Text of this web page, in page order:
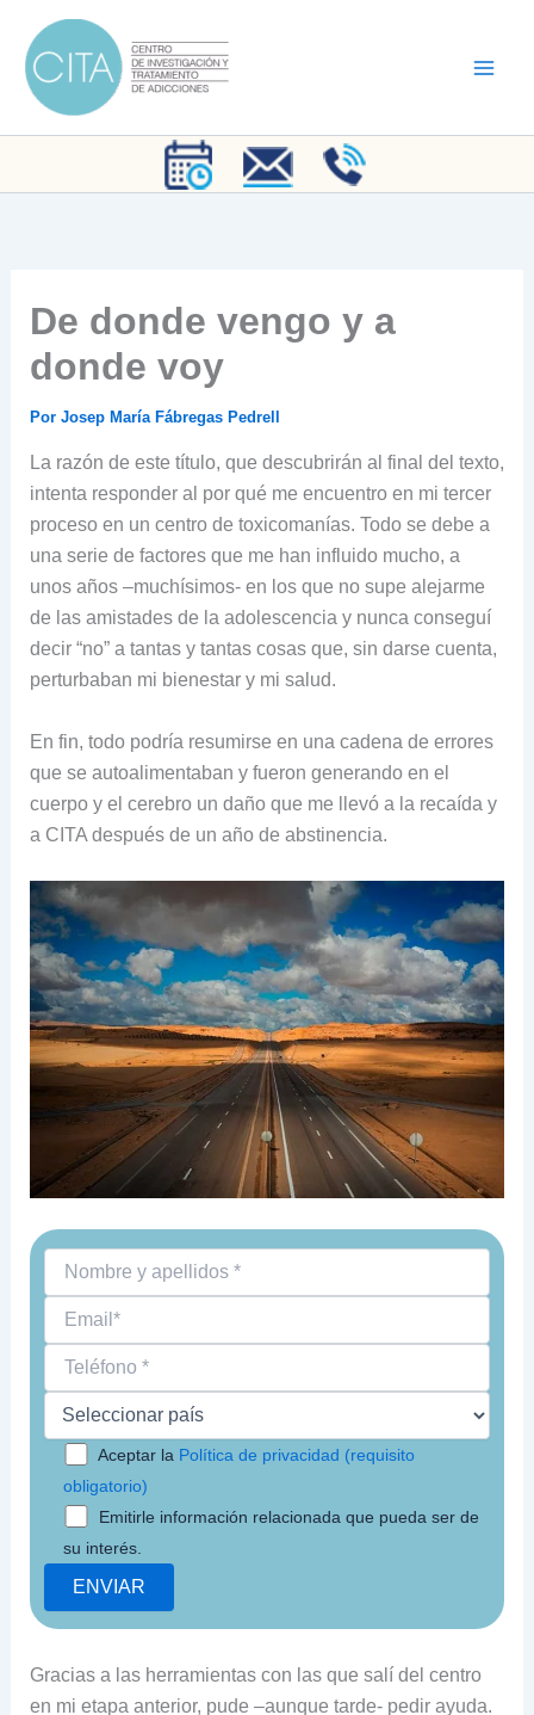
contenido
De donde vengo y a
donde voy
Por Josep María Fábregas Pedrell
La razón de este título, que descubrirán al final del texto,
intenta responder al por qué me encuentro en mi tercer
proceso en un centro de toxicomanías. Todo se debe a
una serie de factores que me han influido mucho, a
unos años –muchísimos- en los que no supe alejarme
de las amistades de la adolescencia y nunca conseguí
decir “no” a tantas y tantas cosas que, sin darse cuenta,
perturbaban mi bienestar y mi salud.
En fin, todo podría resumirse en una cadena de errores
que se autoalimentaban y fueron generando en el
cuerpo y el cerebro un daño que me llevó a la recaída y
a CITA después de un año de abstinencia.
Aceptar la Política de privacidad (requisito
obligatorio)
Emitirle información relacionada que pueda ser de
su interés.
Gracias a las herramientas con las que salí del centro
en mi etapa anterior, pude –aunque tarde- pedir ayuda.